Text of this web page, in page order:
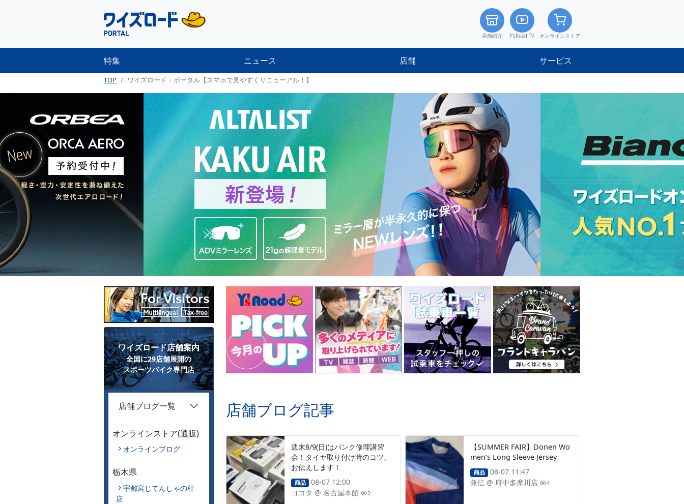
店舗紹介 Y’sRoad TV オンラインストア
特集 ニュース 店舗 サービス
TOP ワイズロード・ポータル【スマホで見やすくリニューアル！】
店舗ブログ記事
週末8/9(日)はパンク修理講習
会！タイヤ取り付け時のコツ、
お伝えします！
商品
08-07 12:00
ヨコタ @ 名古屋本館 2
【SUMMER FAIR】Donen Wo
men’s Long Sleeve Jersey
商品
08-07 11:47
兼信@ 府中多摩川店 4
ワイズロード店舗案内
全国に29店舗展開の
スポーツバイク専門店
店舗ブログ一覧
オンラインストア(通販)
オンラインブログ
栃木県
宇都宮じてんしゃの杜
店